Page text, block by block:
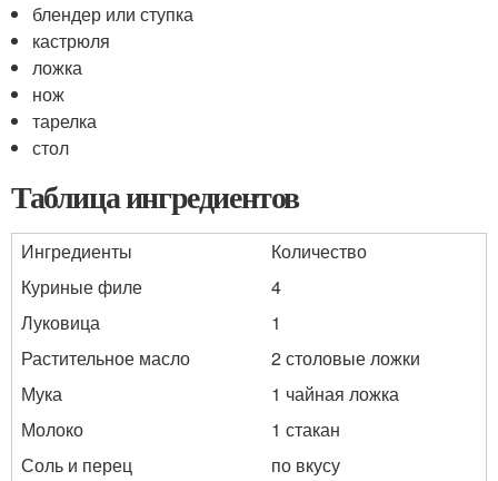
блендер или ступка
кастрюля
ложка
нож
тарелка
стол
Таблица ингредиентов
Ингредиенты
Количество
Куриные филе
4
Луковица
1
Растительное масло
2 столовые ложки
Мука
1 чайная ложка
Молоко
1 стакан
Соль и перец
по вкусу